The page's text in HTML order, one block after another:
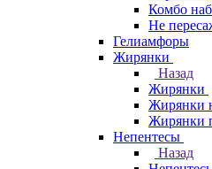
Комбо
Не
Гелиамфоры
Жирянки
Назад
Жирянки
Жирянки
Жирянки
Непентесы
Назад